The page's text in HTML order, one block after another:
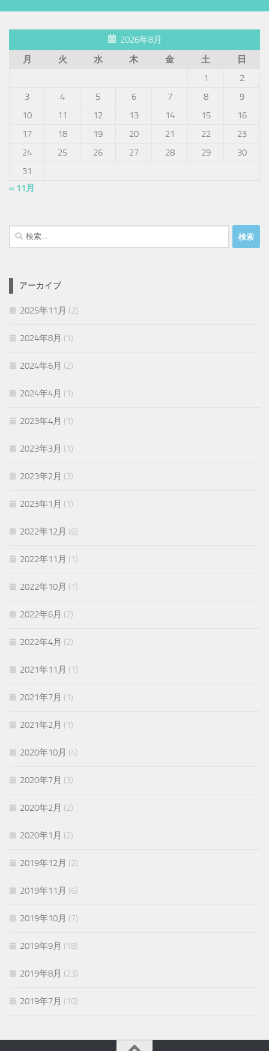
2026年8月
月
火 水 木 金 土
日
1
2
3
4 5 6 7 8
9
10
11 12 13 14 15
16
17
18 19 20 21 22
23
24
25 26 27 28 29
30
31
« 11月
検
索:
アーカイブ
2025年11月 (2)
2024年8月 (1)
2024年6月 (2)
2024年4月 (1)
2023年4月 (1)
2023年3月 (1)
2023年2月 (3)
2023年1月 (1)
2022年12月 (6)
2022年11月 (1)
2022年10月 (1)
2022年6月 (2)
2022年4月 (2)
2021年11月 (1)
2021年7月 (1)
2021年2月 (1)
2020年10月 (4)
2020年7月 (3)
2020年2月 (2)
2020年1月 (2)
2019年12月 (2)
2019年11月 (6)
2019年10月 (7)
2019年9月 (18)
2019年8月 (23)
2019年7月 (10)